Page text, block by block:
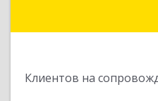
Клиентов на